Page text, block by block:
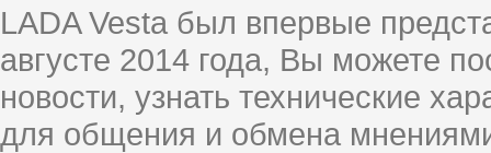
LADA Vesta был впервые
августе 2014 года, Вы можете
новости, узнать технические
для общения и обмена